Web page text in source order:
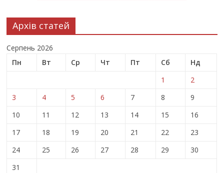
Архів статей
Серпень 2026
Пн
Вт Ср Чт Пт Сб
Нд
1
2
3
4 5 6 7 8
9
10
11 12 13 14 15
16
17
18 19 20 21 22
23
24
25 26 27 28 29
30
31